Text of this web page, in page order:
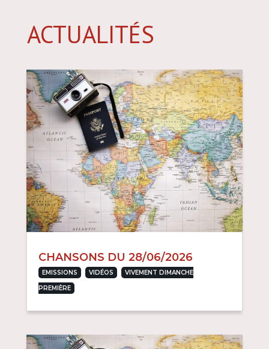
ACTUALITÉS
CHANSONS DU 28/06/2026
EMISSIONS , VIDÉOS ,
VIVEMENT DIMANCHE
PREMIÈRE